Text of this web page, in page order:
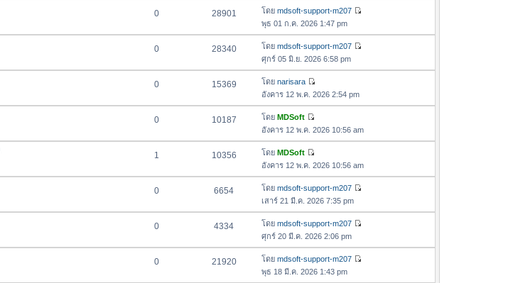
ล่
า
ม
ล่
า
สุ
อ
ค
ว
า
ม
ล่
สุ
0 28901 โดย mdsoft-support-m207
ข้
ว
ล่
สุ
พุธ 01 ก.ค. 2026 1:47 pm
0 28340 โดย mdsoft-support-m207
ข้
ว
ม
ล่
สุ
ศุกร์ 05 มิ.ย. 2026 6:58 pm
0 15369 โดย narisara
ดู
ข้
ค
ว
ม
ล่
า
สุ
อังคาร 12 พ.ค. 2026 2:54 pm
0 10187 โดย MDSoft
ดู
ข้
ค
ว
า
ม
ล่
า
สุ
อังคาร 12 พ.ค. 2026 10:56 am
1 10356 โดย MDSoft
ดู
ข้
อ
ค
ว
า
ม
ล่
า
สุ
อังคาร 12 พ.ค. 2026 10:56 am
0 6654 โดย mdsoft-support-m207
ข้
ว
เสาร์ 21 มี.ค. 2026 7:35 pm
0 4334 โดย mdsoft-support-m207
ข้
ศุกร์ 20 มี.ค. 2026 2:06 pm
0 21920 โดย mdsoft-support-m207
ข้
พุธ 18 มี.ค. 2026 1:43 pm